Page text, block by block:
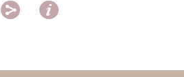
 